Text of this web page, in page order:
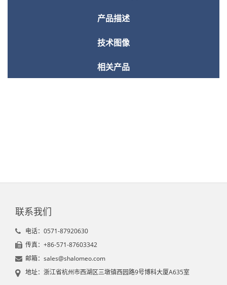
产品描述
技术图像
相关产品
联系我们
电话：0571-87920630
传真：+86-571-87603342
邮箱：sales@shalomeo.com
地址：浙江省杭州市西湖区三墩镇西园路9号博科大厦A635室